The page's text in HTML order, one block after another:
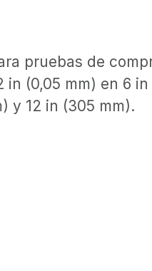
pruebas de
(0,05 mm) en 6
y 12 in (305 mm).